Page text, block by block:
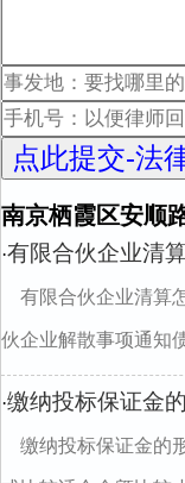
南京栖霞区安顺
·有限合伙企业清
有限合伙企业清算
伙企业解散事项通知
·缴纳投标保证金
缴纳投标保证金的